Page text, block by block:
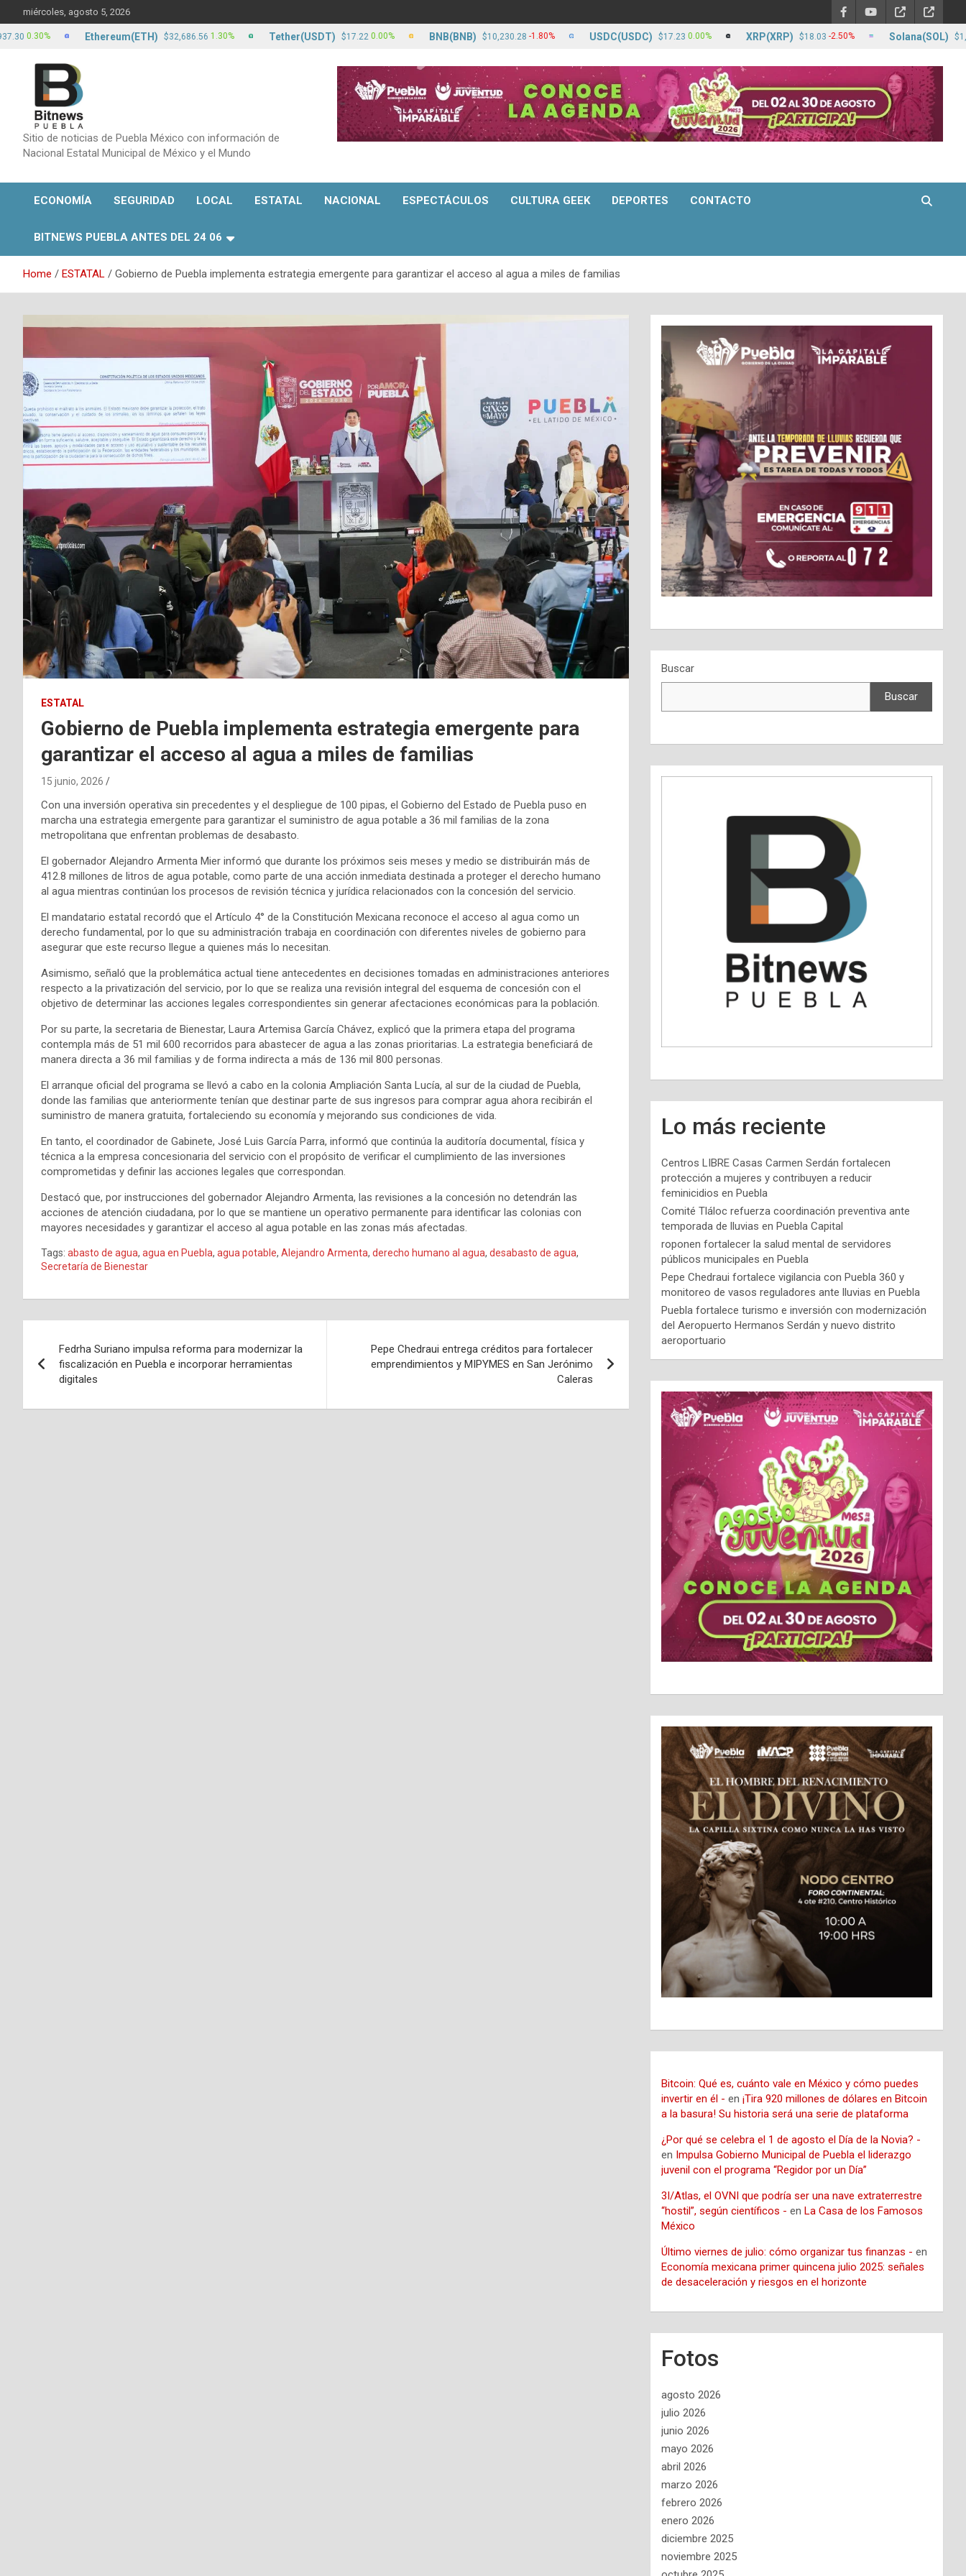
to
content
miércoles, agosto 5, 2026
Sitio de noticias de Puebla México con información de
Nacional Estatal Municipal de México y el Mundo
ECONOMÍA SEGURIDAD LOCAL ESTATAL NACIONAL ESPECTÁCULOS CULTURA GEEK DEPORTES CONTACTO
BITNEWS PUEBLA ANTES DEL 24 06
Home ESTATAL Gobierno de Puebla implementa estrategia emergente para garantizar el acceso al agua a miles de familias
ESTATAL
Gobierno de Puebla implementa estrategia emergente para
garantizar el acceso al agua a miles de familias
15 junio, 2026
Con una inversión operativa sin precedentes y el despliegue de 100 pipas, el Gobierno del Estado de Puebla puso en
marcha una estrategia emergente para garantizar el suministro de agua potable a 36 mil familias de la zona
metropolitana que enfrentan problemas de desabasto.
El gobernador Alejandro Armenta Mier informó que durante los próximos seis meses y medio se distribuirán más de
412.8 millones de litros de agua potable, como parte de una acción inmediata destinada a proteger el derecho humano
al agua mientras continúan los procesos de revisión técnica y jurídica relacionados con la concesión del servicio.
El mandatario estatal recordó que el Artículo 4° de la Constitución Mexicana reconoce el acceso al agua como un
derecho fundamental, por lo que su administración trabaja en coordinación con diferentes niveles de gobierno para
asegurar que este recurso llegue a quienes más lo necesitan.
Asimismo, señaló que la problemática actual tiene antecedentes en decisiones tomadas en administraciones anteriores
respecto a la privatización del servicio, por lo que se realiza una revisión integral del esquema de concesión con el
objetivo de determinar las acciones legales correspondientes sin generar afectaciones económicas para la población.
Por su parte, la secretaria de Bienestar, Laura Artemisa García Chávez, explicó que la primera etapa del programa
contempla más de 51 mil 600 recorridos para abastecer de agua a las zonas prioritarias. La estrategia beneficiará de
manera directa a 36 mil familias y de forma indirecta a más de 136 mil 800 personas.
El arranque oficial del programa se llevó a cabo en la colonia Ampliación Santa Lucía, al sur de la ciudad de Puebla,
donde las familias que anteriormente tenían que destinar parte de sus ingresos para comprar agua ahora recibirán el
suministro de manera gratuita, fortaleciendo su economía y mejorando sus condiciones de vida.
En tanto, el coordinador de Gabinete, José Luis García Parra, informó que continúa la auditoría documental, física y
técnica a la empresa concesionaria del servicio con el propósito de verificar el cumplimiento de las inversiones
comprometidas y definir las acciones legales que correspondan.
Destacó que, por instrucciones del gobernador Alejandro Armenta, las revisiones a la concesión no detendrán las
acciones de atención ciudadana, por lo que se mantiene un operativo permanente para identificar las colonias con
mayores necesidades y garantizar el acceso al agua potable en las zonas más afectadas.
Tags: abasto de agua, agua en Puebla, agua potable, Alejandro Armenta, derecho humano al agua, desabasto de agua,
Secretaría de Bienestar
de
entradas
Fedrha Suriano impulsa reforma para modernizar la
fiscalización en Puebla e incorporar herramientas
digitales
Pepe Chedraui entrega créditos para fortalecer
emprendimientos y MIPYMES en San Jerónimo
Caleras
Buscar
Buscar
Lo más reciente
Centros LIBRE Casas Carmen Serdán fortalecen
protección a mujeres y contribuyen a reducir
feminicidios en Puebla
Comité Tláloc refuerza coordinación preventiva ante
temporada de lluvias en Puebla Capital
roponen fortalecer la salud mental de servidores
públicos municipales en Puebla
Pepe Chedraui fortalece vigilancia con Puebla 360 y
monitoreo de vasos reguladores ante lluvias en Puebla
Puebla fortalece turismo e inversión con modernización
del Aeropuerto Hermanos Serdán y nuevo distrito
aeroportuario
Bitcoin: Qué es, cuánto vale en México y cómo puedes
invertir en él - en¡Tira 920 millones de dólares en Bitcoin
a la basura! Su historia será una serie de plataforma
¿Por qué se celebra el 1 de agosto el Día de la Novia? -
en Impulsa Gobierno Municipal de Puebla el liderazgo
juvenil con el programa “Regidor por un Día”
3I/Atlas, el OVNI que podría ser una nave extraterrestre
“hostil”, según científicos - enLa Casa de los Famosos
México
Último viernes de julio: cómo organizar tus finanzas - en
Economía mexicana primer quincena julio 2025: señales
de desaceleración y riesgos en el horizonte
Fotos
agosto 2026
julio 2026
junio 2026
mayo 2026
abril 2026
marzo 2026
febrero 2026
enero 2026
diciembre 2025
noviembre 2025
Ethereum(ETH) $32,686.56 1.30% Tether(USDT) $17.22 0.00% BNB(BNB) $10,230.28 -1.80% USDC(USDC) $17.23 0.00% XRP(XRP) $18.03 -2.50% Solana(SOL) $1,266.59